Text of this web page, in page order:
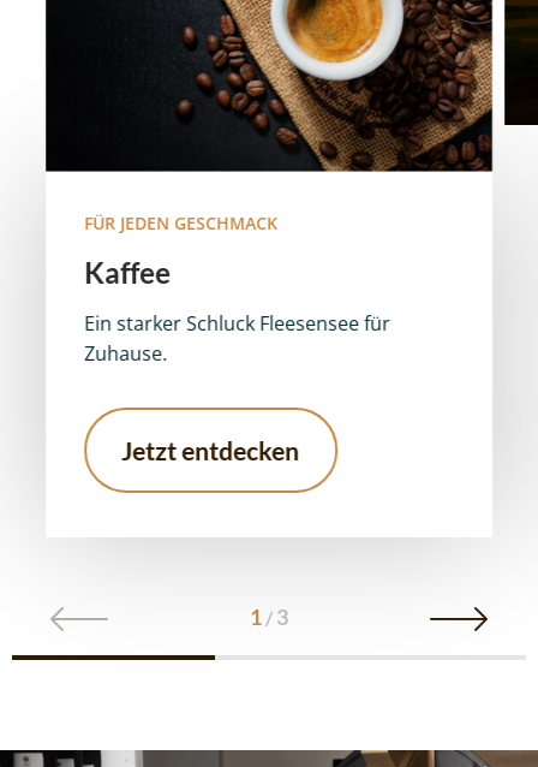
FÜR JEDEN GESCHMACK
Kaffee
Ein starker Schluck Fleesensee für
Zuhause.
Jetzt entdecken
1 / 3